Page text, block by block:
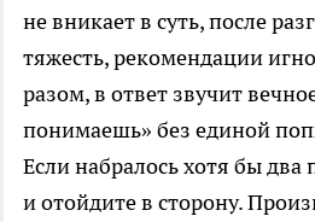
не вникает в суть, после
тяжесть, рекомендации
разом, в ответ звучит
понимаешь» без единой
Если набралось хотя бы
и отойдите в сторону.